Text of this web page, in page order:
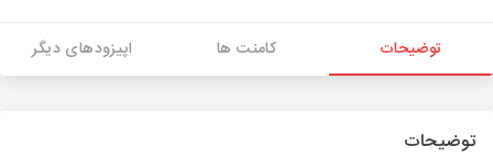
توضیحات کامنت ها اپیزودهای دیگر
توضیحات